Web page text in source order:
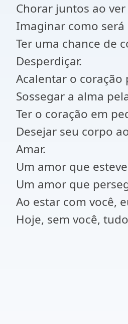
Chorar juntos ao
Imaginar como
Ter uma chance de
Desperdiçar.
Acalentar o coração
Sossegar a alma
Ter o coração em
Desejar seu corpo
Amar.
Um amor que
Um amor que
Ao estar com você,
Hoje, sem você,